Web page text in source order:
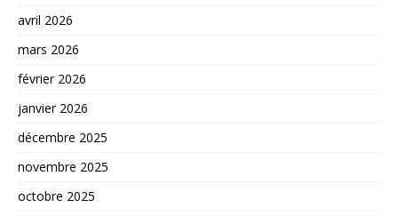
avril 2026
mars 2026
février 2026
janvier 2026
décembre 2025
novembre 2025
octobre 2025